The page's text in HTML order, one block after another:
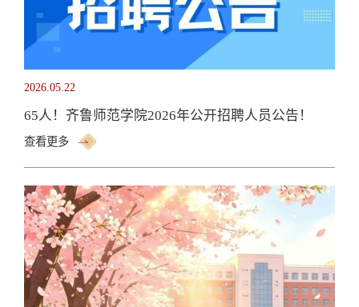
2026.05.22
65人！齐鲁师范学院2026年公开招聘人员公告！
查看更多